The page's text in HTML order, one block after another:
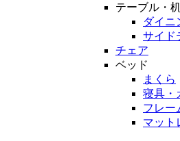
テーブル・
ダイニ
サイド
チェア
ベッド
まくら
寝具・
フレー
マット